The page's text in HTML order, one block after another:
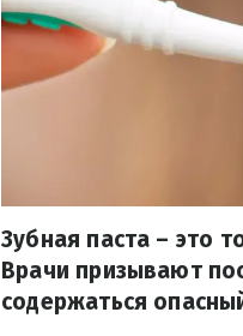
Зубная паста – это
Врачи призывают
содержаться